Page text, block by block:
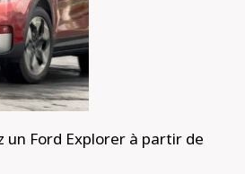
un Ford Explorer à partir de